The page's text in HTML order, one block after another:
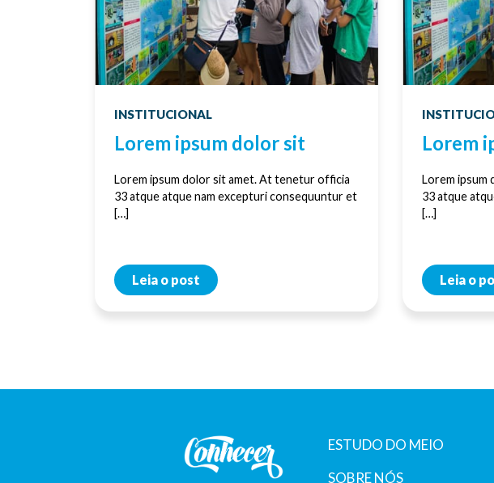
INSTITUCIONAL
Lorem ipsum dolor sit
Lorem ipsum dolor sit amet. At tenetur officia
33 atque atque nam excepturi consequuntur et
[…]
Leia o post
Lorem
Lorem ipsum
33 atque
[…]
Leia o
ESTUDO DO MEIO
SOBRE NÓS